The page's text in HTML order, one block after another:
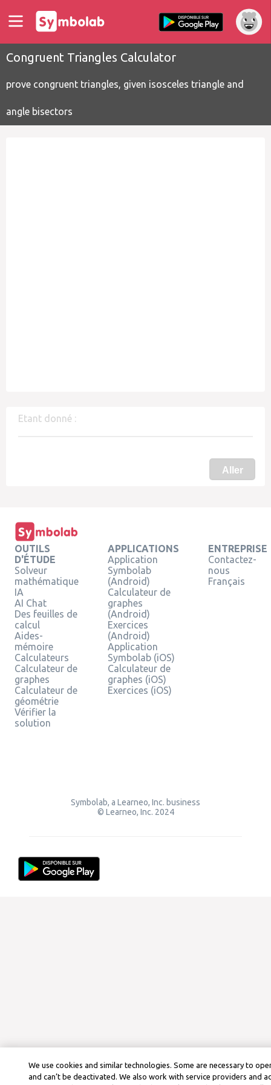
Congruent Triangles Calculator
prove congruent triangles, given isosceles triangle and
angle bisectors
Etant donné :
Aller
OUTILS
D'ÉTUDE
Solveur
mathématique
IA
AI Chat
Des feuilles de
calcul
Aides-
mémoire
Calculateurs
Calculateur de
graphes
Calculateur de
géométrie
Vérifier la
solution
APPLICATIONS
Application
Symbolab
(Android)
Calculateur de
graphes
(Android)
Exercices
(Android)
Application
Symbolab (iOS)
Calculateur de
graphes (iOS)
Exercices (iOS)
ENTREPRISE
Contactez-
nous
Français
Symbolab, a Learneo, Inc. business
© Learneo, Inc. 2024
We use cookies and similar technologies. Some are necessary to
and can’t be deactivated. We also work with service providers and